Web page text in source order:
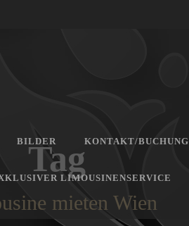
BILDER KONTAKT/BUCHUNG
LIMOUSINENSERVICE
Tag
mieten Wien